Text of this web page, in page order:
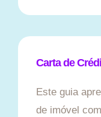
Carta de
Este guia
de imóvel